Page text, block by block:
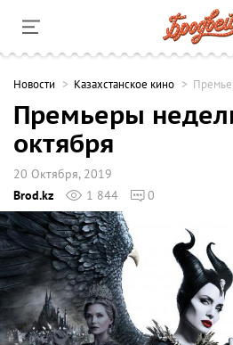
Новости Казахстанское кино
Премьеры
октября
20 Октября, 2019
Brod.kz
1 844 0